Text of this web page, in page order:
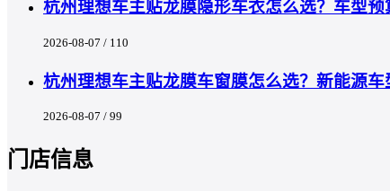
杭州理想车主贴龙膜隐形车衣怎么选？车型
2026-08-07 / 110
杭州理想车主贴龙膜车窗膜怎么选？新能源
2026-08-07 / 99
门店信息